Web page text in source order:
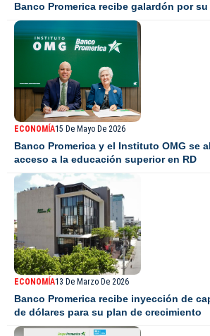
Banco Promerica recibe galardón por
ECONOMÍA15 De Mayo De 2026
Banco Promerica y el Instituto OMG se
acceso a la educación superior en RD
ECONOMÍA13 De Marzo De 2026
Banco Promerica recibe inyección de
de dólares para su plan de crecimiento